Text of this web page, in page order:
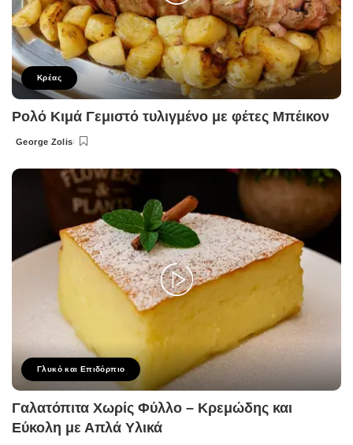
Κρέας
Ρολό Κιμά Γεμιστό τυλιγμένο με φέτες Μπέικον
Posted
George Zolis
Γλυκό και Επιδόρπιο
Γαλατόπιτα Χωρίς Φύλλο – Κρεμώδης και
Εύκολη με Απλά Υλικά